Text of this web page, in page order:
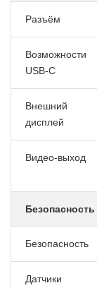
Разъём
Возможности
USB-C
Внешний
дисплей
Видео-выход
Безопасность
Датчики